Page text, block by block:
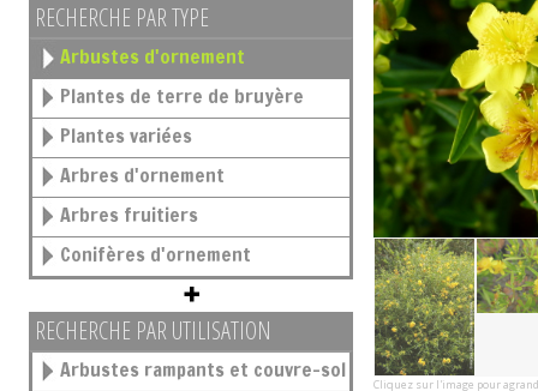
RECHERCHE PAR TYPE
Arbustes d'ornement
Plantes de terre de bruyère
Plantes variées
Arbres d'ornement
Arbres fruitiers
Conifères d'ornement
RECHERCHE PAR UTILISATION
Arbustes rampants et couvre-sol
Cliquez sur l'image pour